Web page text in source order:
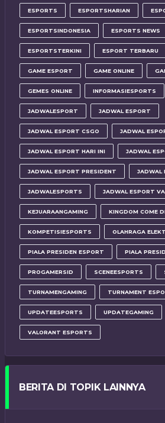
ESPORTS ESPORTSHARIAN
ESPORTSINDONESIA ESPORTS NEWS
ESPORTSTERKINI ESPORT TERBARU
GAME ESPORT GAME ONLINE
GEMES ONLINE INFORMASIESPORTS
JADWALESPORT JADWAL ESPORT
JADWAL ESPORT CSGO JADWAL
JADWAL ESPORT HARI INI JADWAL
JADWAL ESPORT PRESIDENT JADWAL
JADWALESPORTS JADWAL ESPORT
KEJUARAANGAMING KINGDOM COME
KOMPETISIESPORTS OLAHRAGA
PIALA PRESIDEN ESPORT PIALA
PROGAMERSID SCENEESPORTS
TURNAMENGAMING TURNAMENT
UPDATEESPORTS UPDATEGAMING
VALORANT ESPORTS
BERITA DI TOPIK LAINNYA